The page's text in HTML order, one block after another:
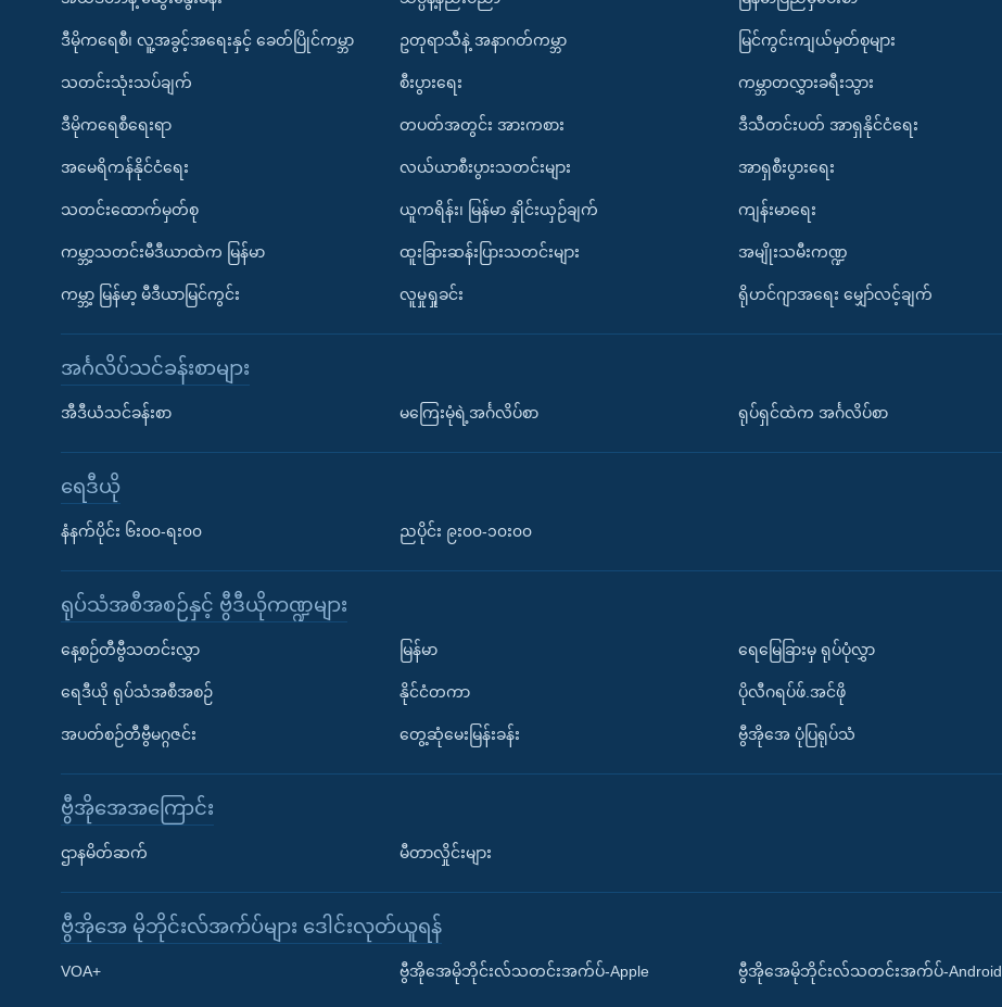
Learning English
ဒီမိုကရေစီ၊ လူ့အခွင့်အရေးနှင့် ခေတ်ပြိုင်ကမ္ဘာ
သတင်းသုံးသပ်ချက်
ဒီမိုကရေစီရေးရာ
အမေရိကန်နိုင်ငံရေး
သတင်းထောက်မှတ်စု
ကမ္ဘာ့သတင်းမီဒီယာထဲက မြန်မာ
ကမ္ဘာ့ မြန်မာ့ မီဒီယာမြင်ကွင်း
ဥတုရာသီနဲ့ အနာဂတ်ကမ္ဘာ
စီးပွားရေး
တပတ်အတွင်း အားကစား
လယ်ယာစီးပွားသတင်းများ
ယူကရိန်း၊ မြန်မာ နှိုင်းယှဉ်ချက်
ထူးခြားဆန်းပြားသတင်းများ
လူမှုရှုခင်း
မြင်ကွင်းကျယ်မှတ်စုများ
ကမ္ဘာတလွှားခရီးသွား
ဒီသီတင်းပတ် အာရှနိုင်ငံရေး
အာရှစီးပွားရေး
ကျန်းမာရေး
အမျိုးသမီးကဏ္ဍ
ရိုဟင်ဂျာအရေး မျှော်လင့်ချက်
အင်္ဂလိပ်သင်ခန်းစာများ
အီဒီယံသင်ခန်းစာ မကြေးမုံရဲ့အင်္ဂလိပ်စာ ရုပ်ရှင်ထဲက အင်္ဂလိပ်စာ
ရေဒီယို
နံနက်ပိုင်း ၆း၀၀-ရး၀၀ ညပိုင်း ၉း၀၀-၁၀း၀၀
ရုပ်သံအစီအစဉ်နှင့် ဗွီဒီယိုကဏ္ဍများ
နေ့စဉ်တီဗွီသတင်းလွှာ
ရေဒီယို ရုပ်သံအစီအစဉ်
အပတ်စဉ်တီဗွီမဂ္ဂဇင်း
မြန်မာ
နိုင်ငံတကာ
တွေ့ဆုံမေးမြန်းခန်း
ရေမြေခြားမှ ရုပ်ပုံလွှာ
ပိုလီဂရပ်ဖ်.အင်ဖို
ဗွီအိုအေ ပုံပြရုပ်သံ
ဗွီအိုအေအကြောင်း
ဌာနမိတ်ဆက် မီတာလှိုင်းများ
ဗွီအိုအေ မိုဘိုင်းလ်အက်ပ်များ ဒေါင်းလုတ်ယူရန်
VOA+ ဗွီအိုအေမိုဘိုင်းလ်သတင်းအက်ပ်-Apple ဗွီအိုအေမိုဘိုင်းလ်သတင်းအက်ပ်-Android